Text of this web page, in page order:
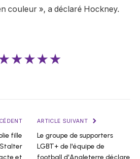
couleur », a déclaré Hockney.
fille
et
ARTICLE SUIVANT
Le groupe de supporters
LGBT+ de l'équipe de
football d'Angleterre déclare